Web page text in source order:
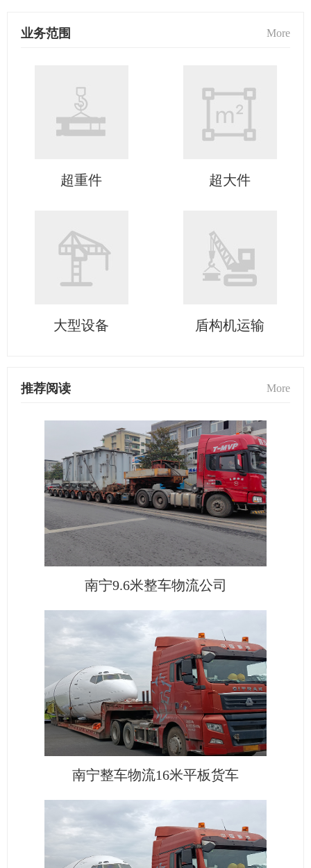
业务范围 More
超重件 超大件
大型设备 盾构机运输
推荐阅读 More
南宁9.6米整车物流公司
南宁整车物流16米平板货车